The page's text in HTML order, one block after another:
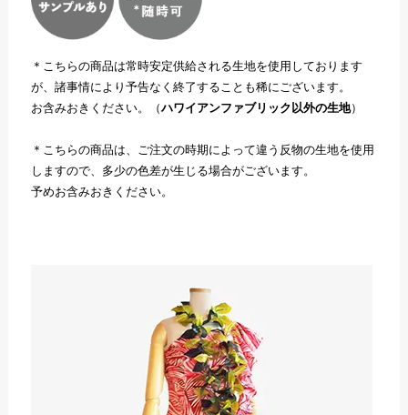
＊こちらの商品は常時安定供給される生地を使用しております
が、諸事情により予告なく終了することも稀にございます。
お含みおきください。（ハワイアンファブリック以外の生地）
＊こちらの商品は、ご注文の時期によって違う反物の生地を使用
しますので、多少の色差が生じる場合がございます。
予めお含みおきください。